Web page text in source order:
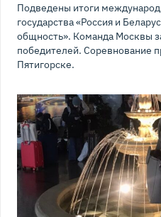
Подведены итоги
государства «Россия и
общность». Команда Москвы
победителей. Соревнование
Пятигорске.